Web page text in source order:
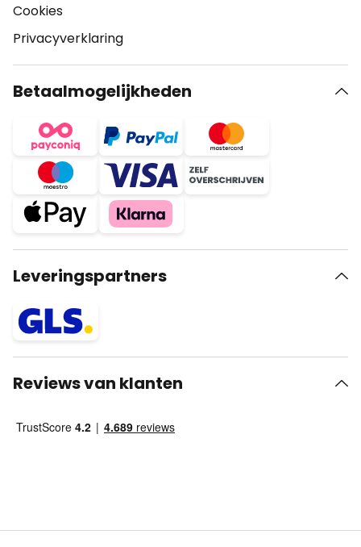
Cookies
Privacyverklaring
Betaalmogelijkheden
Leveringspartners
Reviews van klanten